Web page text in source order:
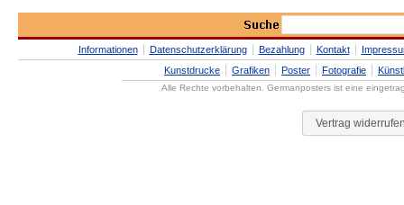
Informationen Datenschutzerklärung Bezahlung Kontakt
Kunstdrucke
Grafiken Poster Fotografie
Alle Rechte vorbehalten. Germanposters ist eine
Vertrag